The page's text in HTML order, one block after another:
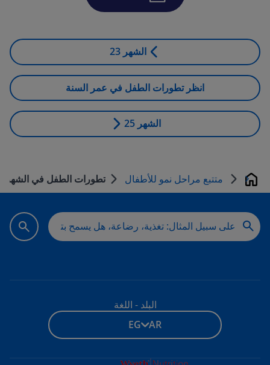
الشهر 23
انظر تطورات الطفل في عمر السنة
الشهر 25
بيت متتبع مراحل نمو للأطفال تطورات الطفل في الشهر
البلد - اللغة
EG - AR